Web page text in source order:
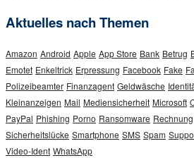
Aktuelles nach Themen
Amazon Android Apple App Store Bank Betrug
Emotet Enkeltrick Erpressung Facebook Fake
Polizeibeamter Finanzagent Geldwäsche
Kleinanzeigen Mail Mediensicherheit Microsoft
PayPal Phishing Porno Ransomware Rechnung
Sicherheitslücke Smartphone SMS Spam
Video-Ident WhatsApp